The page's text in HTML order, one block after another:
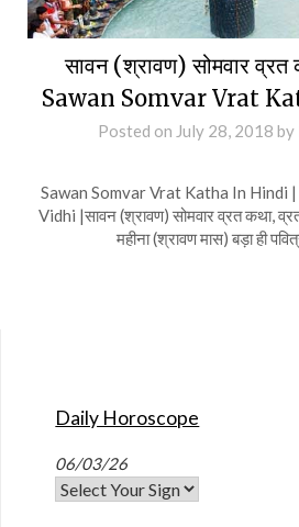
सावन (श्रावण) सोमवार व्रत
Sawan Somvar Vrat
Posted on July 28, 2018 by
Sawan Somvar Vrat Katha In Hindi
Vidhi |सावन (श्रावण) सोमवार व्रत कथा, व्रत
महीना (श्रावण मास) बड़ा ही
Daily Horoscope
06/03/26